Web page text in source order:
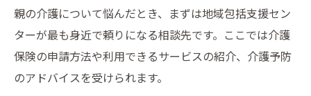
親の介護について悩んだとき、まずは地域包括支援セン
ターが最も身近で頼りになる相談先です。ここでは介護
保険の申請方法や利用できるサービスの紹介、介護予防
のアドバイスを受けられます。